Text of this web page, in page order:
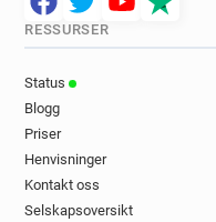
RESSURSER
Status
Blogg
Priser
Henvisninger
Kontakt oss
Selskapsoversikt